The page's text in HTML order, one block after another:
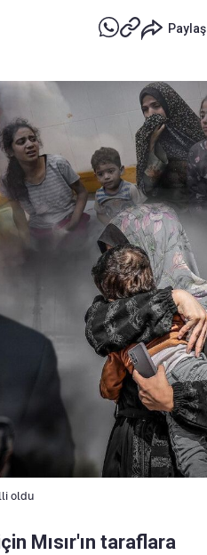
Paylaş
oldu
Mısır'ın taraflara